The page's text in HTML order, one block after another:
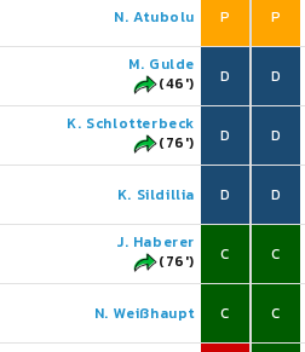
N. Atubolu P
M. Gulde
(46')
D
K. Schlotterbeck
(76')
D
K. Sildillia D
J. Haberer
(76')
C
N. Weißhaupt C
P
D
D
D
C
C